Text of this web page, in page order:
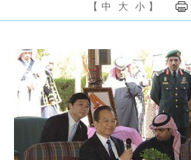
【 中 大 小 】